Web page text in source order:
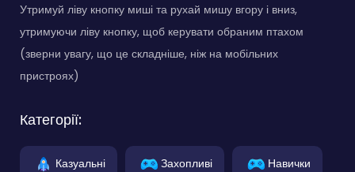
Утримуй ліву кнопку миші та рухай мишу вгору і вниз,
утримуючи ліву кнопку, щоб керувати обраним птахом
(зверни увагу, що це складніше, ніж на мобільних
пристроях)
Категорії:
Казуальні Захопливі Навички